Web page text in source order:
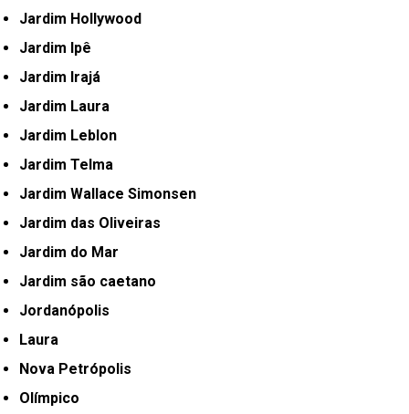
Jardim Hollywood
Jardim Ipê
Jardim Irajá
Jardim Laura
Jardim Leblon
Jardim Telma
Jardim Wallace Simonsen
Jardim das Oliveiras
Jardim do Mar
Jardim são caetano
Jordanópolis
Laura
Nova Petrópolis
Olímpico